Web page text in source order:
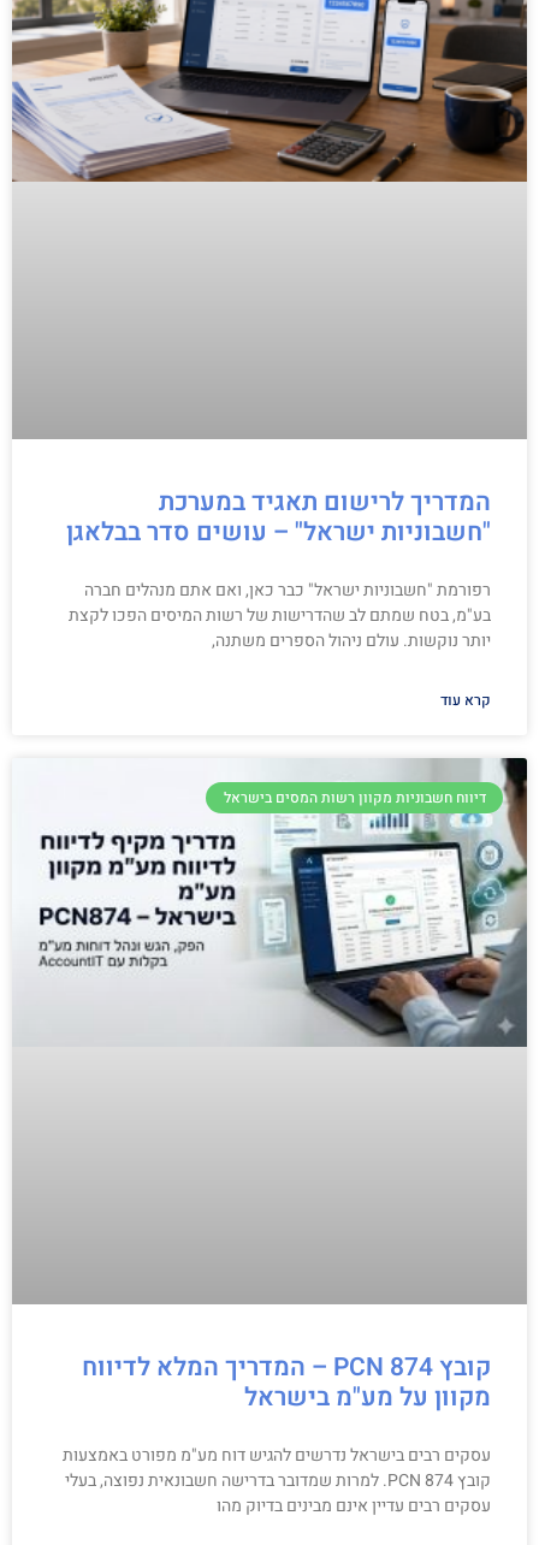
המדריך לרישום תאגיד במערכת
"חשבוניות ישראל" – עושים סדר בבלאגן
רפורמת "חשבוניות ישראל" כבר כאן, ואם אתם מנהלים חברה
בע"מ, בטח שמתם לב שהדרישות של רשות המיסים הפכו לקצת
יותר נוקשות. עולם ניהול הספרים משתנה,
קרא עוד
דיווח חשבוניות מקוון רשות המסים בישראל
קובץ PCN 874 – המדריך המלא לדיווח
מקוון על מע"מ בישראל
עסקים רבים בישראל נדרשים להגיש דוח מע"מ מפורט באמצעות
קובץ PCN 874. למרות שמדובר בדרישה חשבונאית נפוצה, בעלי
עסקים רבים עדיין אינם מבינים בדיוק מהו